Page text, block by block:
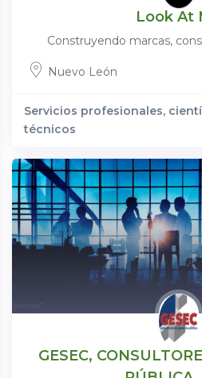
Look At
Construyendo marcas,
Nuevo León
Servicios profesionales,
técnicos
GESEC,